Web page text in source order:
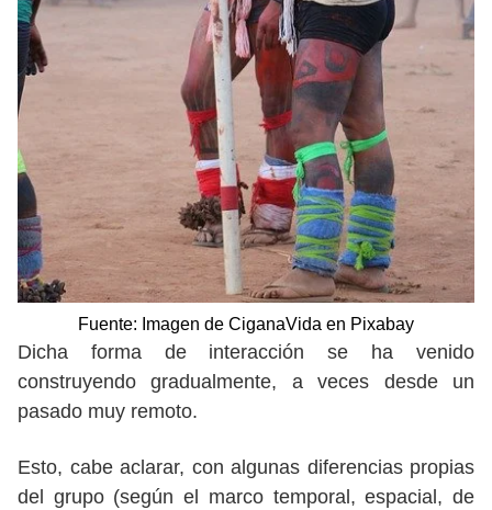
Fuente: Imagen de CiganaVida en Pixabay
Dicha forma de interacción se ha venido
construyendo gradualmente, a veces desde un
pasado muy remoto.
Esto, cabe aclarar, con algunas diferencias propias
del grupo (según el marco temporal, espacial, de